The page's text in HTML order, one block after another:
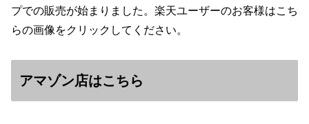
プでの販売が始まりました。楽天ユーザーのお客様はこち
らの画像をクリックしてください。
アマゾン店はこちら